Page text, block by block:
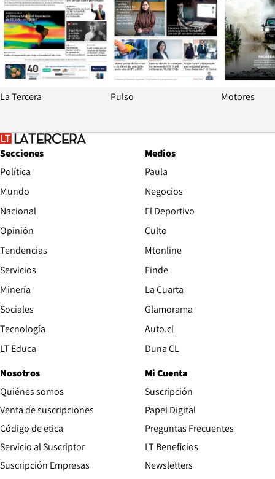
La Tercera Pulso Motores
Secciones
Política
Mundo
Nacional
Opinión
Tendencias
Servicios
Minería
Sociales
Tecnología
LT Educa
Medios
Paula
Negocios
El Deportivo
Culto
Mtonline
Finde
La Cuarta
Glamorama
Auto.cl
Duna CL
Nosotros
Quiénes somos
Venta de suscripciones
Código de etica Opens in new window
Servicio al Suscriptor
Suscripción Empresas
Mi Cuenta
Suscripción
Papel Digital
Preguntas Frecuentes
LT Beneficios
Newsletters